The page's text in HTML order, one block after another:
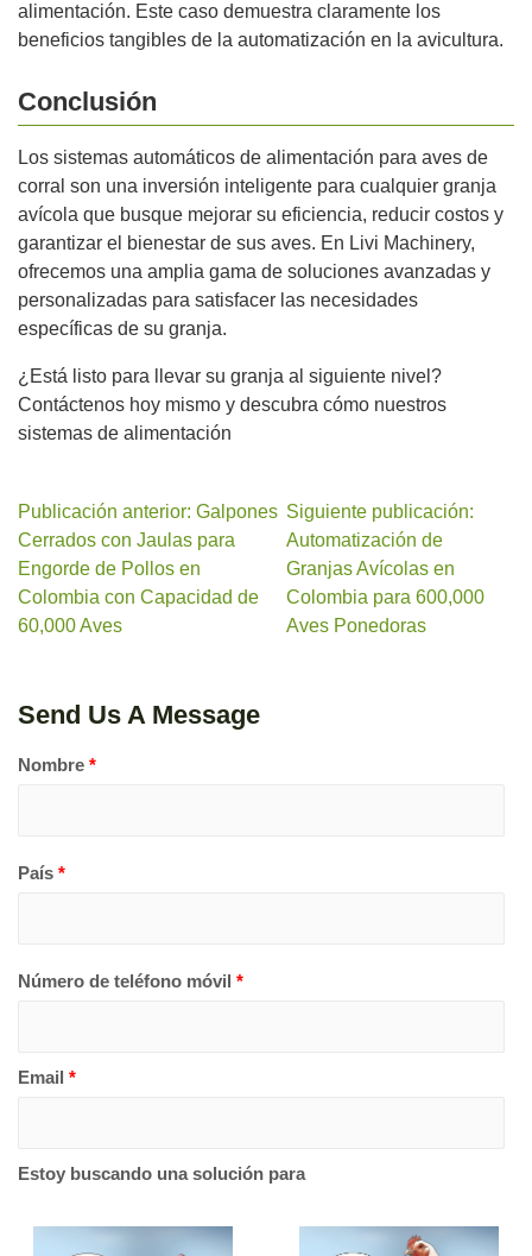
alimentación. Este caso demuestra claramente los
beneficios tangibles de la automatización en la avicultura.
Conclusión
Los sistemas automáticos de alimentación para aves de
corral son una inversión inteligente para cualquier granja
avícola que busque mejorar su eficiencia, reducir costos y
garantizar el bienestar de sus aves. En Livi Machinery,
ofrecemos una amplia gama de soluciones avanzadas y
personalizadas para satisfacer las necesidades
específicas de su granja.
¿Está listo para llevar su granja al siguiente nivel?
Contáctenos hoy mismo y descubra cómo nuestros
sistemas de alimentación
Publicación anterior: Galpones
Cerrados con Jaulas para
Engorde de Pollos en
Colombia con Capacidad de
60,000 Aves
Siguiente publicación:
Automatización de
Granjas Avícolas en
Colombia para 600,000
Aves Ponedoras
Send Us A Message
Nombre *
País *
Número de teléfono móvil *
Email *
Estoy buscando una solución para